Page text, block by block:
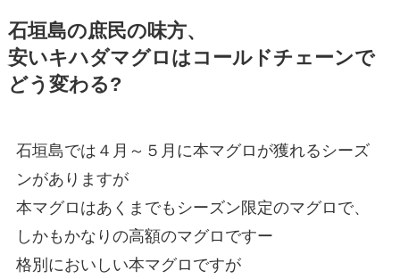
石垣島の庶民の味方、
安いキハダマグロはコールドチェーンで
どう変わる?
石垣島では４月～５月に本マグロが獲れるシーズ
ンがありますが
本マグロはあくまでもシーズン限定のマグロで、
しかもかなりの高額のマグロですー
格別においしい本マグロですが